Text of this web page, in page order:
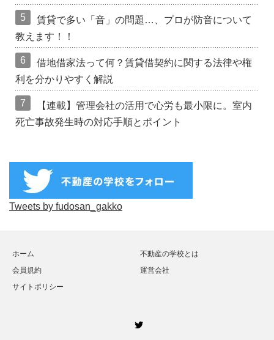
5
賃貸で多い「音」の問題…、プロが防音について
教えます！！
6
借地借家法って何？賃貸借契約に関する法律や権
利を分かりやすく解説
7
【連載】管理会社の活用で心労も最小限に。室内
死亡事故発生時の対応手順とポイント
Tweets by fudosan_gakko
ホーム
不動産の学校とは
会員規約
運営会社
サイトポリシー